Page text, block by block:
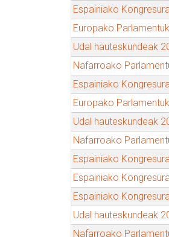
Espainiako
Europako
Udal hauteskundeak
Nafarroako
Espainiako
Europako
Udal hauteskundeak
Nafarroako
Espainiako
Espainiako
Espainiako
Udal hauteskundeak
Nafarroako